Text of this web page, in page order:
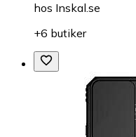
hos Inskal.se
+6 butiker